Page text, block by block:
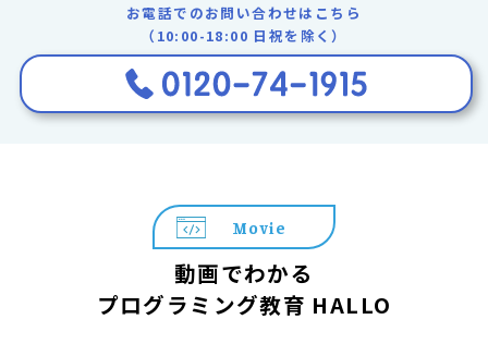
お電話でのお問い合わせはこちら
（10:00-18:00 日祝を除く）
Movie
動画でわかる
プログラミング教育 HALLO